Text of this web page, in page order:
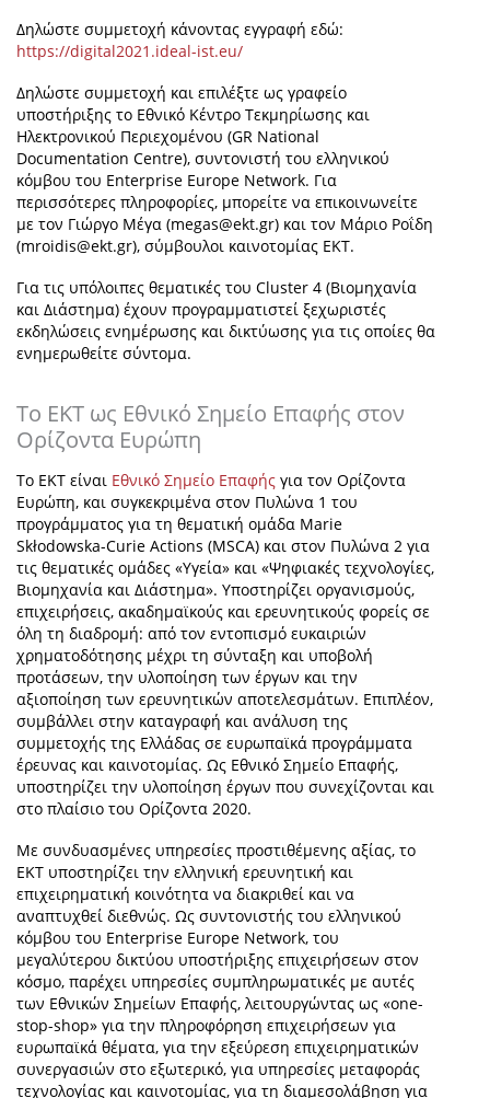
Δηλώστε συμμετοχή κάνοντας εγγραφή εδώ:
https://digital2021.ideal-ist.eu/
Δηλώστε συμμετοχή και επιλέξτε ως γραφείο
υποστήριξης το Εθνικό Κέντρο Τεκμηρίωσης και
Ηλεκτρονικού Περιεχομένου (GR National
Documentation Centre), συντονιστή του ελληνικού
κόμβου του Enterprise Europe Network. Για
περισσότερες πληροφορίες, μπορείτε να επικοινωνείτε
με τον Γιώργο Μέγα (megas@ekt.gr) και τον Μάριο Ροΐδη
(mroidis@ekt.gr), σύμβουλοι καινοτομίας ΕΚΤ.
Για τις υπόλοιπες θεματικές του Cluster 4 (Βιομηχανία
και Διάστημα) έχουν προγραμματιστεί ξεχωριστές
εκδηλώσεις ενημέρωσης και δικτύωσης για τις οποίες θα
ενημερωθείτε σύντομα.
Το ΕΚΤ ως Εθνικό Σημείο Επαφής στον
Ορίζοντα Ευρώπη
Το ΕΚΤ είναι Εθνικό Σημείο Επαφής για τον Ορίζοντα
Ευρώπη, και συγκεκριμένα στον Πυλώνα 1 του
προγράμματος για τη θεματική ομάδα Marie
Skłodowska-Curie Actions (MSCA) και στον Πυλώνα 2 για
τις θεματικές ομάδες «Υγεία» και «Ψηφιακές τεχνολογίες,
Βιομηχανία και Διάστημα». Υποστηρίζει οργανισμούς,
επιχειρήσεις, ακαδημαϊκούς και ερευνητικούς φορείς σε
όλη τη διαδρομή: από τον εντοπισμό ευκαιριών
χρηματοδότησης μέχρι τη σύνταξη και υποβολή
προτάσεων, την υλοποίηση των έργων και την
αξιοποίηση των ερευνητικών αποτελεσμάτων. Επιπλέον,
συμβάλλει στην καταγραφή και ανάλυση της
συμμετοχής της Ελλάδας σε ευρωπαϊκά προγράμματα
έρευνας και καινοτομίας. Ως Εθνικό Σημείο Επαφής,
υποστηρίζει την υλοποίηση έργων που συνεχίζονται και
στο πλαίσιο του Ορίζοντα 2020.
Με συνδυασμένες υπηρεσίες προστιθέμενης αξίας, το
ΕΚΤ υποστηρίζει την ελληνική ερευνητική και
επιχειρηματική κοινότητα να διακριθεί και να
αναπτυχθεί διεθνώς. Ως συντονιστής του ελληνικού
κόμβου του Enterprise Europe Network, του
μεγαλύτερου δικτύου υποστήριξης επιχειρήσεων στον
κόσμο, παρέχει υπηρεσίες συμπληρωματικές με αυτές
των Εθνικών Σημείων Επαφής, λειτουργώντας ως «one-
stop-shop» για την πληροφόρηση επιχειρήσεων για
ευρωπαϊκά θέματα, για την εξεύρεση επιχειρηματικών
συνεργασιών στο εξωτερικό, για υπηρεσίες μεταφοράς
τεχνολογίας και καινοτομίας, για τη διαμεσολάβηση για